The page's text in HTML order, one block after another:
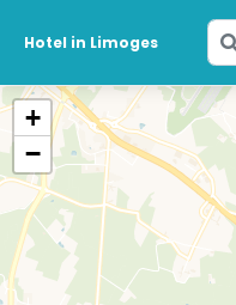
Hotel in Limoges
+
−